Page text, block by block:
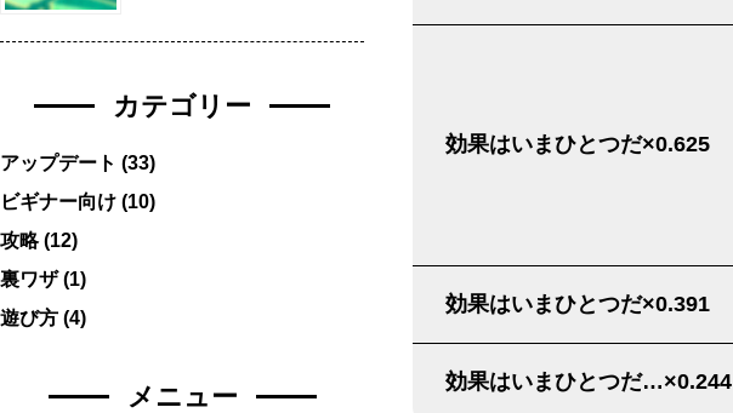
効果はいまひとつだ×0.625
効果はいまひとつだ×0.391
効果はいまひとつだ…×0.244
カテゴリー
アップデート (33)
ビギナー向け (10)
攻略(12)
裏ワザ(1)
遊び方 (4)
メニュー